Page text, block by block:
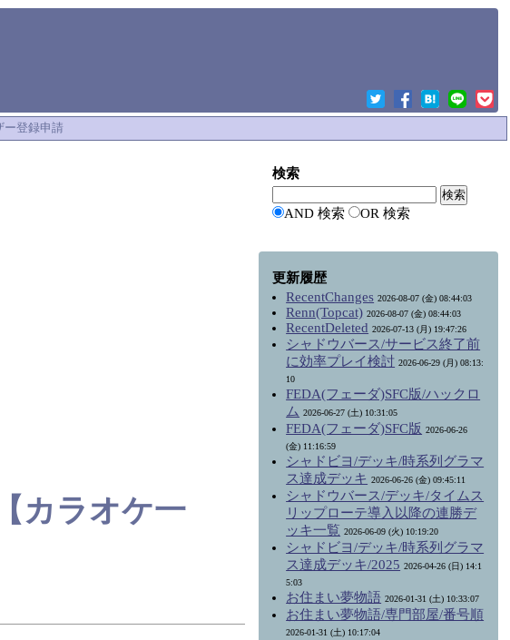
ー登録申請
カラオケ一
検索
AND 検索 OR 検索
更新履歴
RecentChanges 2026-08-07 (金) 08:44:03
Renn(Topcat) 2026-08-07 (金) 08:44:03
RecentDeleted 2026-07-13 (月) 19:47:26
シャドウバース/サービス終了前
に効率プレイ検討 2026-06-29 (月) 08:13:
10
FEDA(フェーダ)SFC版/ハックロ
ム 2026-06-27 (土) 10:31:05
FEDA(フェーダ)SFC版 2026-06-26
(金) 11:16:59
シャドビヨ/デッキ/時系列グラマ
ス達成デッキ 2026-06-26 (金) 09:45:11
シャドウバース/デッキ/タイムス
リップローテ導入以降の連勝デ
ッキ一覧 2026-06-09 (火) 10:19:20
シャドビヨ/デッキ/時系列グラマ
ス達成デッキ/2025 2026-04-26 (日) 14:1
5:03
お住まい夢物語 2026-01-31 (土) 10:33:07
お住まい夢物語/専門部屋/番号順
2026-01-31 (土) 10:17:04